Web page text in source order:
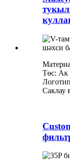
Төс: Ак
Саклау